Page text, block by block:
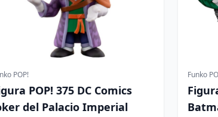
POP!
POP! 375 DC Comics
del Palacio Imperial
Funko